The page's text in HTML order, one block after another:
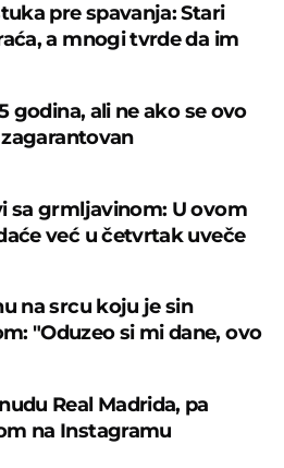
pre spavanja: Stari
a mnogi tvrde da im
godina, ali ne ako se ovo
sa grmljavinom: U ovom
već u četvrtak uveče
na srcu koju je sin
"Oduzeo si mi dane, ovo
Real Madrida, pa
na Instagramu